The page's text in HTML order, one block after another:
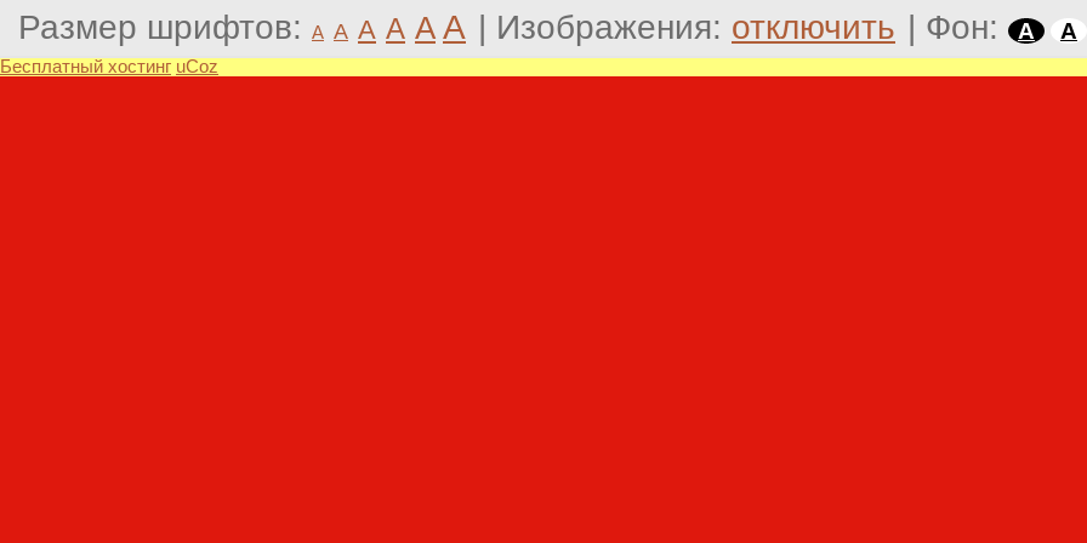
Размер шрифтов: A A A A A A | Изображения: отключить | Фон: A A
Бесплатный хостинг uCoz